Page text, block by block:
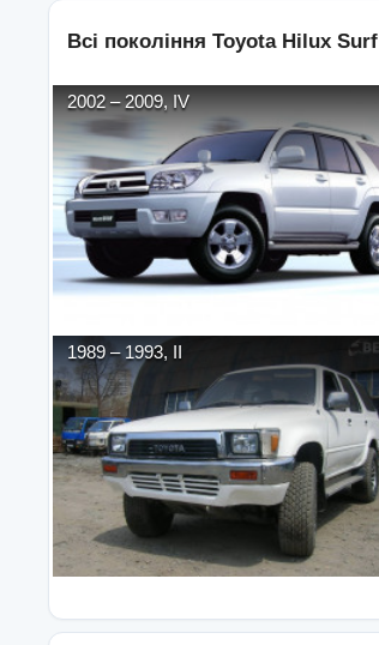
Всі покоління Toyota Hilux Surf
2002–2009,IV
1989 – 1993, II